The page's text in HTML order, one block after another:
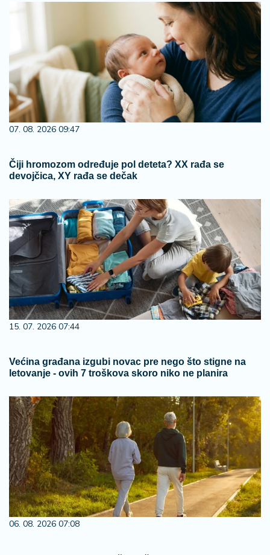
07. 08. 2026 09:47
Čiji hromozom određuje pol deteta? XX rađa se
devojčica, XY rađa se dečak
15. 07. 2026 07:44
Većina građana izgubi novac pre nego što stigne na
letovanje - ovih 7 troškova skoro niko ne planira
06. 08. 2026 07:08